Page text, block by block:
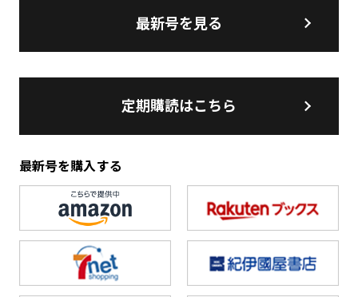
最新号を見る
定期購読はこちら
最新号を購入する